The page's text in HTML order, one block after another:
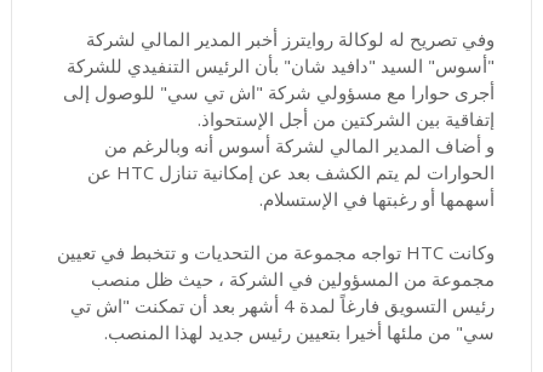
وفي تصريح له لوكالة روايترز أخبر المدير المالي لشركة
"أسوس" السيد "دافيد شان" بأن الرئيس التنفيدي للشركة
أجرى حوارا مع مسؤولي شركة "اش تي سي" للوصول إلى
إتفاقية بين الشركتين من أجل الإستحواذ.
و أضاف المدير المالي لشركة أسوس أنه وبالرغم من
الحوارات لم يتم الكشف بعد عن إمكانية تنازل HTC عن
أسهمها أو رغبتها في الإستسلام.
وكانت HTC تواجه مجموعة من التحديات و تتخبط في تعيين
مجموعة من المسؤولين في الشركة ، حيث ظل منصب
رئيس التسويق فارغاً لمدة 4 أشهر بعد أن تمكنت "اش تي
سي" من ملئها أخيرا بتعيين رئيس جديد لهذا المنصب.